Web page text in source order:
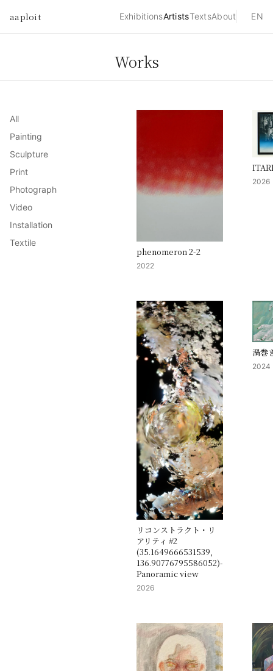
aaploit ExhibitionsArtistsTextsAbout EN
Works
All
Painting
Sculpture
Print
Photograph
Video
Installation
Textile
phenomeron 2-2
2022
2026
リコンストラクト・リ
アリティ #2
(35.1649666531539,
136.90776795586052)-
Panoramic view
2026
渦巻
2024